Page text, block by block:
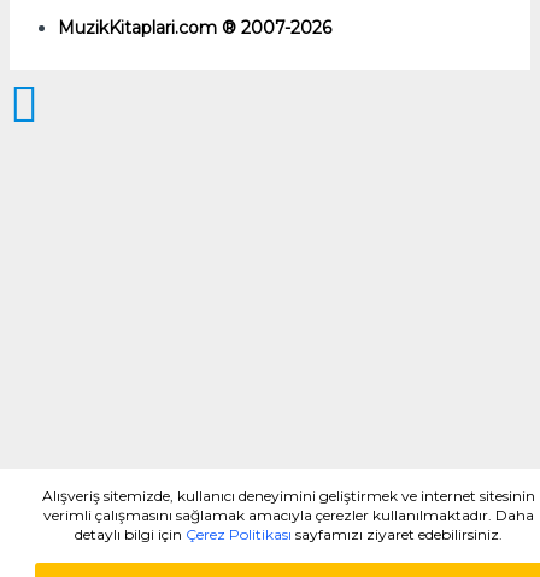
MuzikKitaplari.com ® 2007-2026
Alışveriş sitemizde, kullanıcı deneyimini geliştirmek ve internet sitesinin
verimli çalışmasını sağlamak amacıyla çerezler kullanılmaktadır. Daha
detaylı bilgi için Çerez Politikası sayfamızı ziyaret edebilirsiniz.